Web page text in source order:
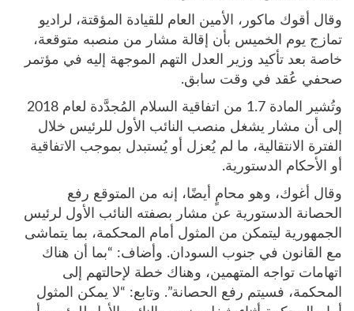
وقال أقوك ماكور، الأمين العام للقيادة المؤقتة، لراديو
تمازج يوم الخميس بأن إقالة مشار من منصبه متوقعة،
خاصة بعد تأكيد وزير العدل التهم الموجهة إليه في مؤتمر
صحفي عُقد في وقت سابق.
وتُشير المادة 1.7 من اتفاقية السلام المُجدَّدة لعام 2018
إلى أن مشار يشغل منصب النائب الأول للرئيس خلال
الفترة الانتقالية، ما لم يُعزل أو يُستبدل بموجب الاتفاقية
أو الأحكام الدستورية.
وقال أغوك، وهو محامٍ أيضًا، إنه من المتوقع رفع
الحصانة الدستورية عن مشار بصفته النائب الأول لرئيس
الجمهورية ليتمكن من المثول أمام المحكمة، بما يتماشى
مع القانون في جنوب السودان. وأضاف: “بما أن هناك
اتهامات تواجه المتهمين، وهناك خطة لإحالتهم إلى
المحكمة، فسيتم رفع الحصانة”. وتابع: “لا يمكن المثول